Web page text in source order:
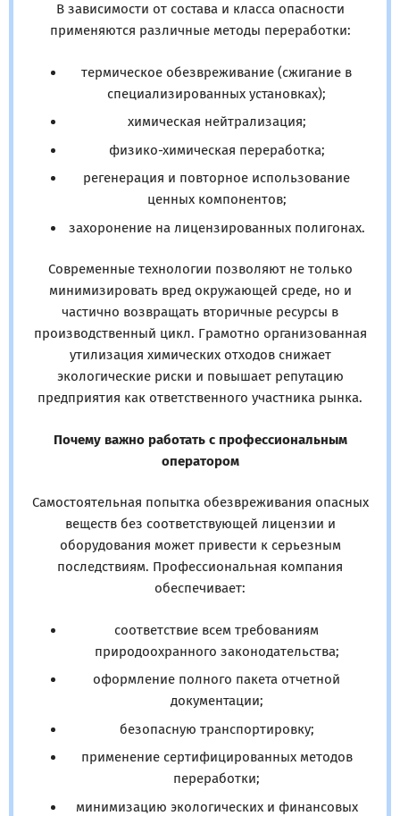
В зависимости от состава и класса опасности
применяются различные методы переработки:
термическое обезвреживание (сжигание в
специализированных установках);
химическая нейтрализация;
физико-химическая переработка;
регенерация и повторное использование
ценных компонентов;
захоронение на лицензированных полигонах.
Современные технологии позволяют не только
минимизировать вред окружающей среде, но и
частично возвращать вторичные ресурсы в
производственный цикл. Грамотно организованная
утилизация химических отходов снижает
экологические риски и повышает репутацию
предприятия как ответственного участника рынка.
Почему важно работать с профессиональным
оператором
Самостоятельная попытка обезвреживания опасных
веществ без соответствующей лицензии и
оборудования может привести к серьезным
последствиям. Профессиональная компания
обеспечивает:
соответствие всем требованиям
природоохранного законодательства;
оформление полного пакета отчетной
документации;
безопасную транспортировку;
применение сертифицированных методов
переработки;
минимизацию экологических и финансовых